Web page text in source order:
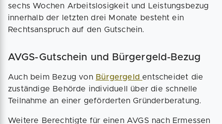
sechs Wochen Arbeitslosigkeit und Leistungsbezug
innerhalb der letzten drei Monate besteht ein
Rechtsanspruch auf den Gutschein.
AVGS-Gutschein und Bürgergeld-Bezug
Auch beim Bezug von Bürgergeldentscheidet die
zuständige Behörde individuell über die schnelle
Teilnahme an einer geförderten Gründerberatung.
Weitere Berechtigte für einen AVGS nach Ermessen